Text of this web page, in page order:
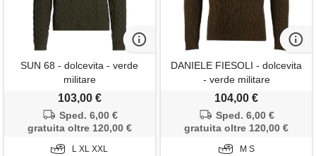
SUN 68 - dolcevita - verde
militare
103,00 €
Sped. 6,00 €
gratuita oltre 120,00 €
L XL XXL
DANIELE FIESOLI - dolcevita
- verde militare
104,00 €
Sped. 6,00 €
gratuita oltre 120,00 €
M S